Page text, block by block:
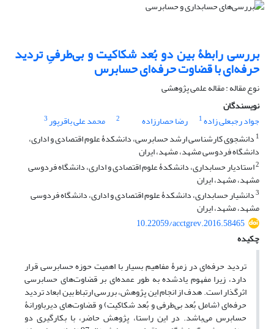
بررسی رابطۀ بین دو بُعد شکاکیت و بی‌طرفیِ تردید
حرفه‌ای با قضاوت حرفه‌ای حسابرس
نوع مقاله : مقاله علمی پژوهشی
نویسندگان
جواد رجبعلی زاده1 رضا حصارزاده 2 محمد علی باقرپور3
1 دانشجوی کارشناسی ارشد حسابرسی، دانشکدۀ علوم اقتصادی و اداری،
دانشگاه فردوسی مشهد، مشهد، ایران
2استادیار حسابداری، دانشکدۀ علوم اقتصادی و اداری، دانشگاه فردوسی
مشهد، مشهد، ایران
3دانشیار حسابداری، دانشکدۀ علوم اقتصادی و اداری، دانشگاه فردوسی
مشهد، مشهد، ایران
10.22059/acctgrev.2016.58465
چکیده
تردید حرفه‌ای در زمرۀ مفاهیم بسیار با اهمیت حوزه حسابرسی قرار
دارد، زیرا مفهوم یادشده به طور عمده‌ای بر قضاوت‌های حسابرسی
اثرگذار است. هدف از انجام این پژوهش، بررسی ارتباط بین ابعاد تردید
حرفه‌ای (شامل بُعد بی‌طرفی و بُعد شکاکیت) و قضاوت‌های دیرباورانۀ
حسابرس می‌باشد. در این راستا، پژوهش حاضر، با بکارگیری دو